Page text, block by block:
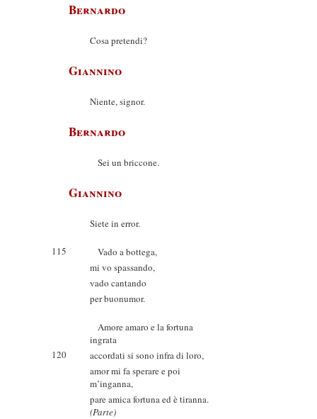
Bernardo
Cosa pretendi?
Giannino
Niente, signor.
Bernardo
Sei un briccone.
Giannino
Siete in error.
115
Vado a bottega,
mi vo spassando,
vado cantando
per buonumor.
Amore amaro e la fortuna
ingrata
120
accordati si sono infra di loro,
amor mi fa sperare e poi
m’inganna,
pare amica fortuna ed è tiranna.
(Parte)